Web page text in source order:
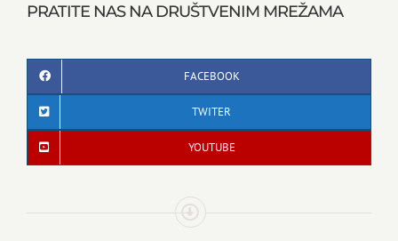
PRATITE NAS NA DRUŠTVENIM MREŽAMA
FACEBOOK
TWITER
YOUTUBE